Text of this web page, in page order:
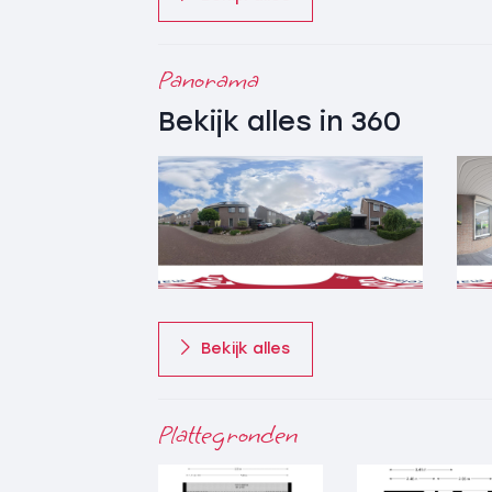
Panorama
Bekijk alles in 360
Bekijk alles
Plattegronden